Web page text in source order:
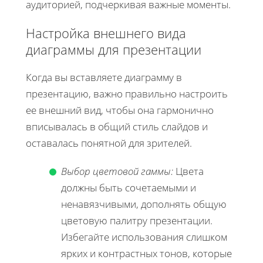
аудиторией, подчеркивая важные моменты.
Настройка внешнего вида
диаграммы для презентации
Когда вы вставляете диаграмму в
презентацию, важно правильно настроить
ее внешний вид, чтобы она гармонично
вписывалась в общий стиль слайдов и
оставалась понятной для зрителей.
Выбор цветовой гаммы: Цвета
должны быть сочетаемыми и
ненавязчивыми, дополнять общую
цветовую палитру презентации.
Избегайте использования слишком
ярких и контрастных тонов, которые